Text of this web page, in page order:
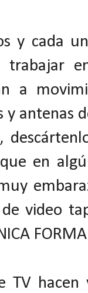
y cada
trabajar
a
y antenas
en
video
TV hacen